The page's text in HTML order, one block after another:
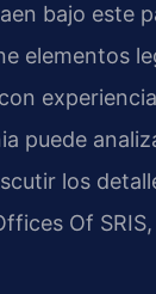
bajo este
elementos
puede
los
Of SRIS,